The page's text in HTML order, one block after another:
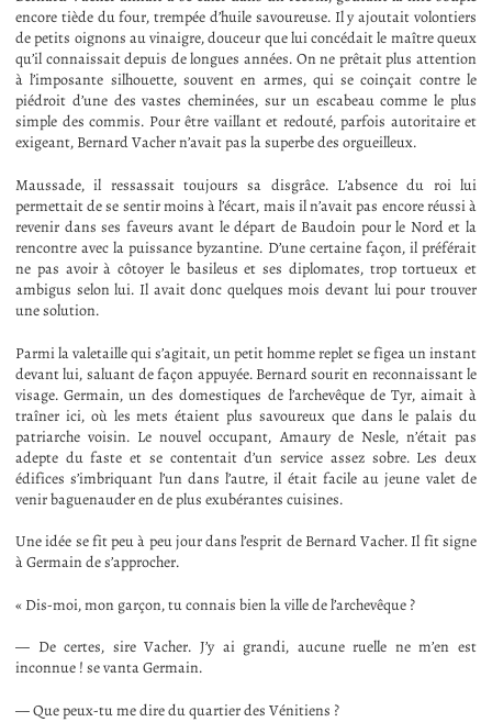
encore tiède du four, trempée d’huile savoureuse. Il y ajoutait volontiers
de petits oignons au vinaigre, douceur que lui concédait le maître queux
qu’il connaissait depuis de longues années. On ne prêtait plus attention
à l’imposante silhouette, souvent en armes, qui se coinçait contre le
piédroit d’une des vastes cheminées, sur un escabeau comme le plus
simple des commis. Pour être vaillant et redouté, parfois autoritaire et
exigeant, Bernard Vacher n’avait pas la superbe des orgueilleux.
Maussade, il ressassait toujours sa disgrâce. L’absence du roi lui
permettait de se sentir moins à l’écart, mais il n’avait pas encore réussi à
revenir dans ses faveurs avant le départ de Baudoin pour le Nord et la
rencontre avec la puissance byzantine. D’une certaine façon, il préférait
ne pas avoir à côtoyer le basileus et ses diplomates, trop tortueux et
ambigus selon lui. Il avait donc quelques mois devant lui pour trouver
une solution.
Parmi la valetaille qui s’agitait, un petit homme replet se figea un instant
devant lui, saluant de façon appuyée. Bernard sourit en reconnaissant le
visage. Germain, un des domestiques de l’archevêque de Tyr, aimait à
traîner ici, où les mets étaient plus savoureux que dans le palais du
patriarche voisin. Le nouvel occupant, Amaury de Nesle, n’était pas
adepte du faste et se contentait d’un service assez sobre. Les deux
édifices s’imbriquant l’un dans l’autre, il était facile au jeune valet de
venir baguenauder en de plus exubérantes cuisines.
Une idée se fit peu à peu jour dans l’esprit de Bernard Vacher. Il fit signe
à Germain de s’approcher.
« Dis-moi, mon garçon, tu connais bien la ville de l’archevêque ?
— De certes, sire Vacher. J’y ai grandi, aucune ruelle ne m’en est
inconnue ! se vanta Germain.
— Que peux-tu me dire du quartier des Vénitiens ?